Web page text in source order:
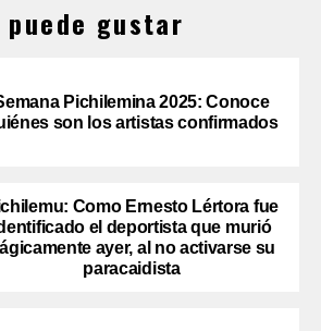
puede gustar
Pichilemina 2025: Conoce
son los artistas confirmados
Como Ernesto Lértora fue
el deportista que murió
ayer, al no activarse su
paracaidista